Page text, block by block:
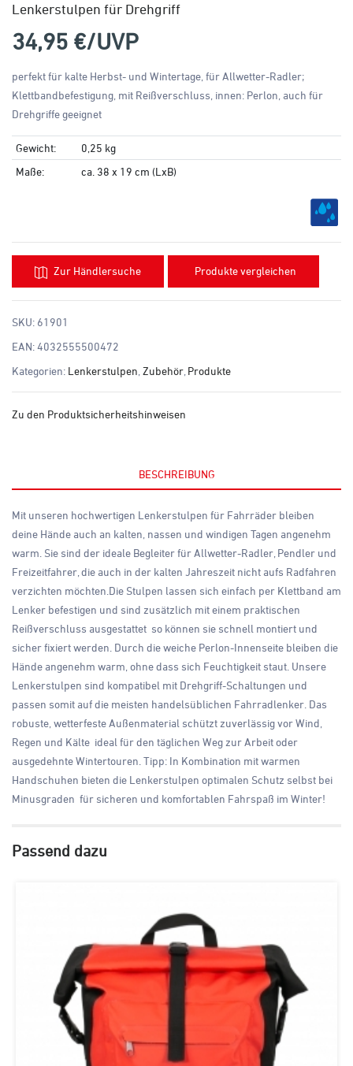
Lenkerstulpen für Drehgriff
34,95 €/UVP
perfekt für kalte Herbst- und Wintertage, für Allwetter-Radler;
Klettbandbefestigung, mit Reißverschluss, innen: Perlon, auch für
Drehgriffe geeignet
Gewicht:
0,25 kg
Maße:
ca. 38 x 19 cm (LxB)
Zur Händlersuche Produkte vergleichen
SKU: 61901
EAN:4032555500472
Kategorien: Lenkerstulpen Zubehör Produkte
Zu den Produktsicherheitshinweisen
BESCHREIBUNG
Mit unseren hochwertigen Lenkerstulpen für Fahrräder bleiben
deine Hände auch an kalten, nassen und windigen Tagen angenehm
warm. Sie sind der ideale Begleiter für Allwetter-Radler, Pendler und
Freizeitfahrer, die auch in der kalten Jahreszeit nicht aufs Radfahren
verzichten möchten.Die Stulpen lassen sich einfach per Klettband am
Lenker befestigen und sind zusätzlich mit einem praktischen
Reißverschluss ausgestattet  so können sie schnell montiert und
sicher fixiert werden. Durch die weiche Perlon-Innenseite bleiben die
Hände angenehm warm, ohne dass sich Feuchtigkeit staut. Unsere
Lenkerstulpen sind kompatibel mit Drehgriff-Schaltungen und
passen somit auf die meisten handelsüblichen Fahrradlenker. Das
robuste, wetterfeste Außenmaterial schützt zuverlässig vor Wind,
Regen und Kälte  ideal für den täglichen Weg zur Arbeit oder
ausgedehnte Wintertouren. Tipp: In Kombination mit warmen
Handschuhen bieten die Lenkerstulpen optimalen Schutz selbst bei
Minusgraden  für sicheren und komfortablen Fahrspaß im Winter!
Passend dazu